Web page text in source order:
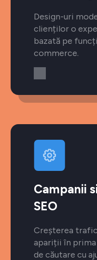
Design-uri
clienților o
bazată pe
commerce.
Campanii
SEO
Creșterea
apariții în
de căutare cu